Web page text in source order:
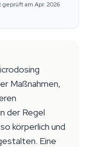
geprüft am Apr. 2026
Maßnahmen,
der Regel
körperlich und
Eine